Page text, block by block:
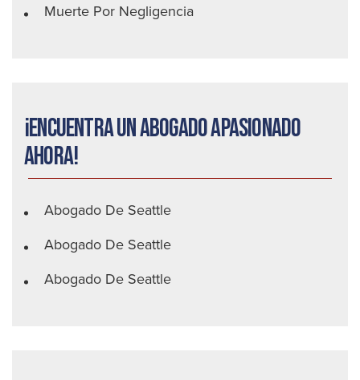
Muerte Por Negligencia
¡Encuentra un abogado apasionado
ahora!
Abogado De Seattle
Abogado De Seattle
Abogado De Seattle